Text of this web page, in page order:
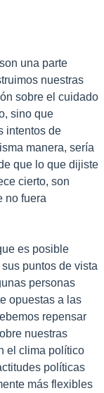
una parte
nuestras
sobre el cuidado
sino que
intentos de
manera, sería
que lo que dijiste
cierto, son
no fuera
es posible
puntos de vista
personas
opuestas a las
repensar
nuestras
el clima político
políticas
más flexibles